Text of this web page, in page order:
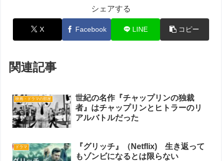
シェアする
X Facebook LINE コピー
関連記事
映画・ドラマの部屋
世紀の名作『チャップリンの独裁
者』はチャップリンとヒトラーのリ
アルバトルだった
ドラマ
『グリッチ』（Netflix) 生き返って
もゾンビになるとは限らない